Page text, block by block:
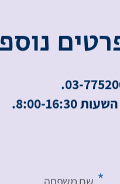
רטים נוס
16:30.